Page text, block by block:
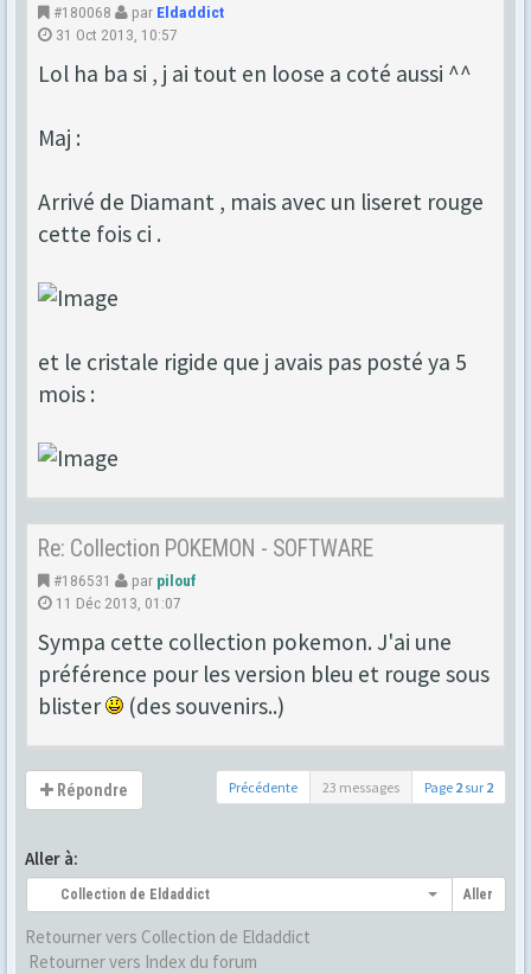
#180068 par Eldaddict
31 Oct 2013, 10:57
Lol ha ba si , j ai tout en loose a coté aussi ^^
Maj :
Arrivé de Diamant , mais avec un liseret rouge
cette fois ci .
et le cristale rigide que j avais pas posté ya 5
mois :
Re: Collection POKEMON - SOFTWARE
#186531 par pilouf
11 Déc 2013, 01:07
Sympa cette collection pokemon. J'ai une
préférence pour les version bleu et rouge sous
blister
(des souvenirs..)
Répondre Précédente 23 messages Page 2 sur 2
Aller à:
Collection de Eldaddict Aller
Retourner vers Collection de Eldaddict
Retourner vers Index du forum